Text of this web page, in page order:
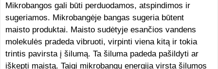
Mikrobangos gali būti perduodamos, atspindimos ir
sugeriamos. Mikrobangėje bangas sugeria būtent
maisto produktai. Maisto sudėtyje esančios vandens
molekulės pradeda vibruoti, virpinti viena kitą ir tokia
trintis pavirsta į šilumą. Ta šiluma padeda pašildyti ar
iškepti maistą. Taigi mikrobangų energija virsta šilumos